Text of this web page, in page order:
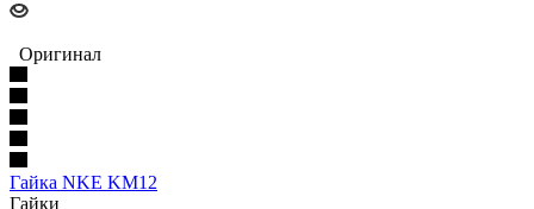
Оригинал
Гайка NKE KM12
Гайки